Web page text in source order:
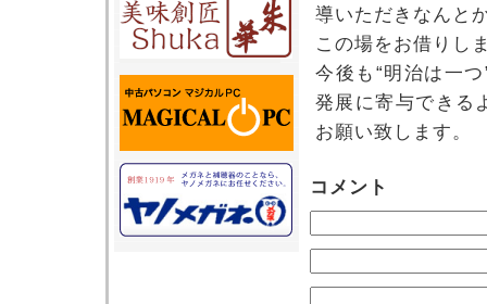
導いただきなんと
この場をお借りし
今後も“明治は一
発展に寄与できる
お願い致します。
コメント